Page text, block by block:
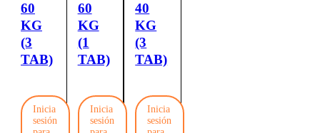
60
KG
(3
TAB)
Inicia
sesión
60
KG
(1
TAB)
Inicia
sesión
40
KG
(3
TAB)
Inicia
sesión